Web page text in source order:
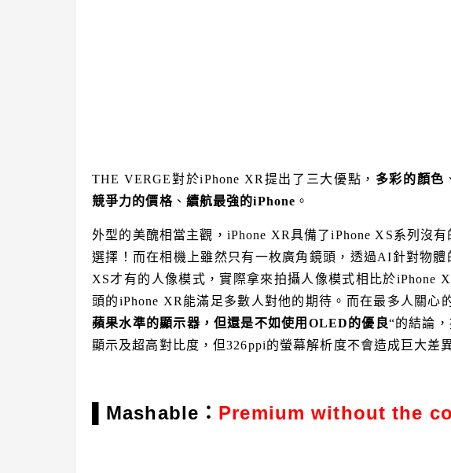
THE VERGE對於iPhone XR提出了三大優點， 多彩的顏色
競爭力的價格、 續航最強的iPhone 。
外型的美醜相當主觀，iPhone XR具備了iPhone XS系列沒
選擇！而在相機上雖然只有一枚廣角鏡頭，透過AI針對物體
XS才有的人像模式，實際拿來拍攝人像模式相比於iPhone
頭的iPhone XR能滿足多數人對他的期待。而在最多人關心
蘋果水準的顯示器，但還是不如使用OLED的優良“的結論
顯示及超高對比度，但326ppi的螢幕解析度不會造成巨大差
Mashable： Premium without the